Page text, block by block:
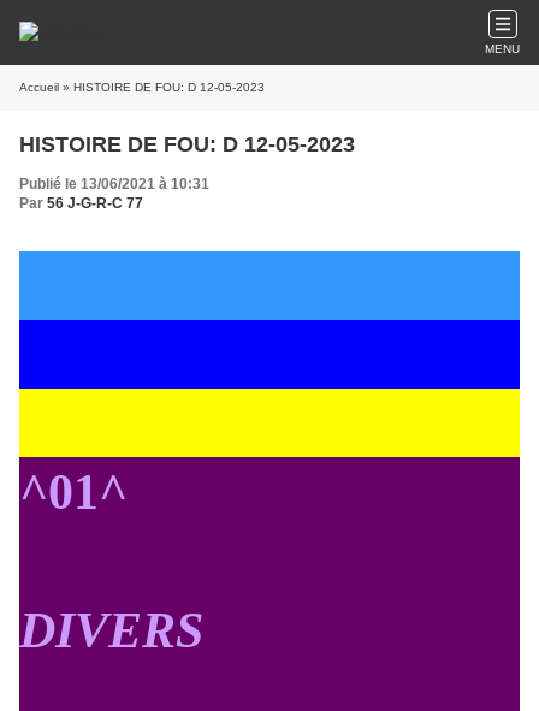
MENU
Accueil » HISTOIRE DE FOU: D 12-05-2023
HISTOIRE DE FOU: D 12-05-2023
Publié le 13/06/2021 à 10:31
Par 56 J-G-R-C 77
^01^
DIVERS